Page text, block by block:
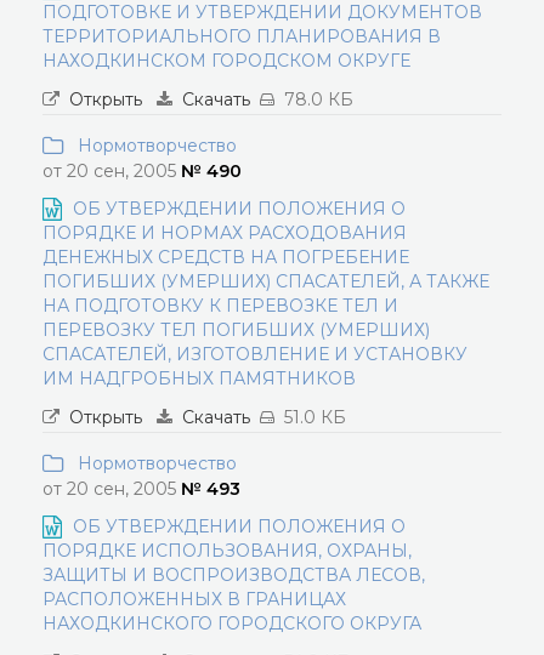
ПОДГОТОВКЕ И УТВЕРЖДЕНИИ ДОКУМЕНТОВ
ТЕРРИТОРИАЛЬНОГО ПЛАНИРОВАНИЯ В
НАХОДКИНСКОМ ГОРОДСКОМ ОКРУГЕ
Открыть
Скачать 78.0 КБ
Нормотворчество
от 20 сен, 2005 № 490
ОБ УТВЕРЖДЕНИИ ПОЛОЖЕНИЯ О
ПОРЯДКЕ И НОРМАХ РАСХОДОВАНИЯ
ДЕНЕЖНЫХ СРЕДСТВ НА ПОГРЕБЕНИЕ
ПОГИБШИХ (УМЕРШИХ) СПАСАТЕЛЕЙ, А ТАКЖЕ
НА ПОДГОТОВКУ К ПЕРЕВОЗКЕ ТЕЛ И
ПЕРЕВОЗКУ ТЕЛ ПОГИБШИХ (УМЕРШИХ)
СПАСАТЕЛЕЙ, ИЗГОТОВЛЕНИЕ И УСТАНОВКУ
ИМ НАДГРОБНЫХ ПАМЯТНИКОВ
Открыть
Скачать 51.0 КБ
Нормотворчество
от 20 сен, 2005 № 493
ОБ УТВЕРЖДЕНИИ ПОЛОЖЕНИЯ О
ПОРЯДКЕ ИСПОЛЬЗОВАНИЯ, ОХРАНЫ,
ЗАЩИТЫ И ВОСПРОИЗВОДСТВА ЛЕСОВ,
РАСПОЛОЖЕННЫХ В ГРАНИЦАХ
НАХОДКИНСКОГО ГОРОДСКОГО ОКРУГА